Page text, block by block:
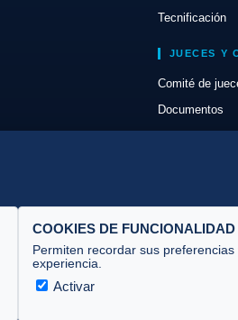
Tecnificación
JUECES Y
Comité de
Documentos
COOKIES DE FUNCIONALIDAD
Permiten recordar sus
experiencia.
Activar